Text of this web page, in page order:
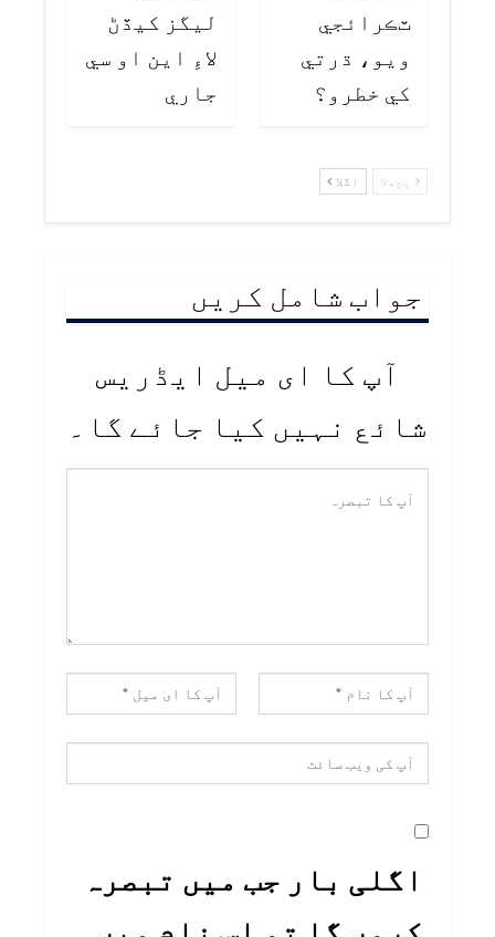
ٽڪرائجي
ويو، ڌرتي
کي خطرو؟
ليگز کيڏڻ
لاءِ اين او سي
جاري
پچھلا اگلا
جواب شامل کریں
آپ کا ای میل ایڈریس
شائع نہیں کیا جائے گا۔
اگلی بار جب میں تبصرہ